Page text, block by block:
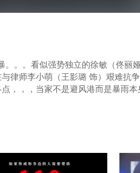
。。。看似强势独立的徐敏
，在与律师李小萌（王影璐 饰）艰难
，，，当家不是避风港而是暴雨本